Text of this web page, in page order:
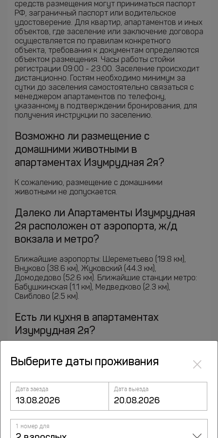
средств размещения могут приниматься паспорт
РФ, заграничный паспорт или водительское
удостоверение. Для квартир, апартаментов и иных
объектов, где заселение или заключение договора
осуществляется по правилам конкретного
объекта, требования к документам определяются
объектом размещения. Часы работы стойки
регистрации 09:00 - 23:00. Заселение происходит
дистанционно. Гостям необходимо минимум за
сутки до заселения самостоятельно связаться с
менеджером апартаментов по телефону,
указанному в подтверждении бронирования, для
получения инструкции по заселению.
Возможно ли размещение с
домашними животными в
апартаментах Изумрудная 2я?
К сожалению, размещение с домашними
животными не допускается.
Далеко ли Апартаменты Изумрудная
2я расположен от аэропорта, ж/д
вокзала и метро?
Ближайшие аэропорты: Шереметьево (19.8 км),
Внуково (38.6 км), Жуковский (44.3 км),
Домодедово (52.6 км). Ближайшие станции метро:
Бабушкинская (1.1 км), Медведково (2.3 км),
Свиблово (2.5 км).
Есть ли кухня в апартаментах
Изумрудная 2я?
Курорты рядом
Выберите даты проживания ×
Дата заезда Дата выезда
1 номер для